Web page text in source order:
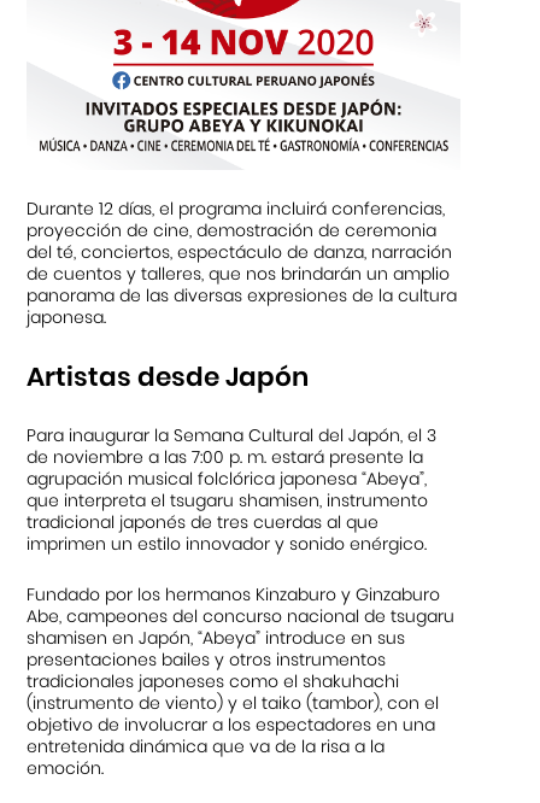
Durante 12 días, el programa incluirá conferencias,
proyección de cine, demostración de ceremonia
del té, conciertos, espectáculo de danza, narración
de cuentos y talleres, que nos brindarán un amplio
panorama de las diversas expresiones de la cultura
japonesa.
Artistas desde Japón
Para inaugurar la Semana Cultural del Japón, el 3
de noviembre a las 7:00 p. m. estará presente la
agrupación musical folclórica japonesa “Abeya”,
que interpreta el tsugaru shamisen, instrumento
tradicional japonés de tres cuerdas al que
imprimen un estilo innovador y sonido enérgico.
Fundado por los hermanos Kinzaburo y Ginzaburo
Abe, campeones del concurso nacional de tsugaru
shamisen en Japón, “Abeya” introduce en sus
presentaciones bailes y otros instrumentos
tradicionales japoneses como el shakuhachi
(instrumento de viento) y el taiko (tambor), con el
objetivo de involucrar a los espectadores en una
entretenida dinámica que va de la risa a la
emoción.